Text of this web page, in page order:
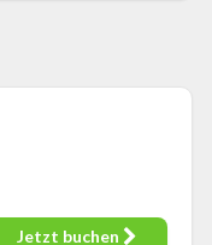
Jetzt buchen